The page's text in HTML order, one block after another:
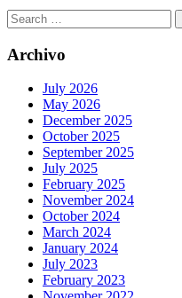
Search
for:
Archivo
July 2026
May 2026
December 2025
October 2025
September 2025
July 2025
February 2025
November 2024
October 2024
March 2024
January 2024
July 2023
February 2023